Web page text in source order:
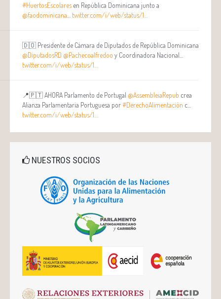
#HuertosEscolares en República Dominicana junto a
@faodominicana
twitter.com/i/web/status/1…
🇩🇴 Presidente de Cámara de Diputados de República Dominicana
@DiputadosRD @Pachecoalfredoo y Coordinadora Nacional…
twitter.com/i/web/status/1…
📍🇵🇹 AHORA Parlamento de Portugal @AssembleiaRepub crea
Alianza Parlamentaria Portuguesa por#DerechoAlimentación c…
twitter.com/i/web/status/1…
NUESTROS SOCIOS